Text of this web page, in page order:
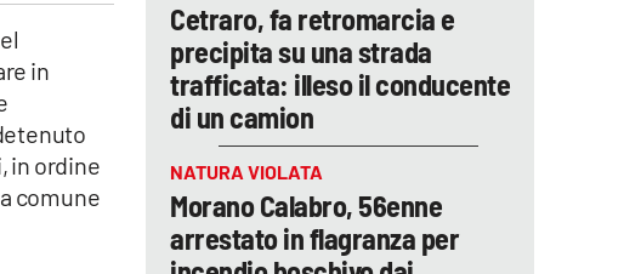
in
in ordine
comune
Cetraro, fa retromarcia e
precipita su una strada
trafficata: illeso il conducente
di un camion
NATURA VIOLATA
Morano Calabro, 56enne
arrestato in flagranza per